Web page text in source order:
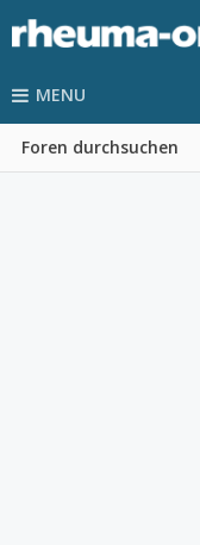
MENU
Foren durchsuchen